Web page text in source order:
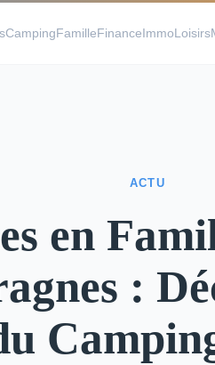
CampingFamilleFinanceImmoLoisirs
ACTU
en
: